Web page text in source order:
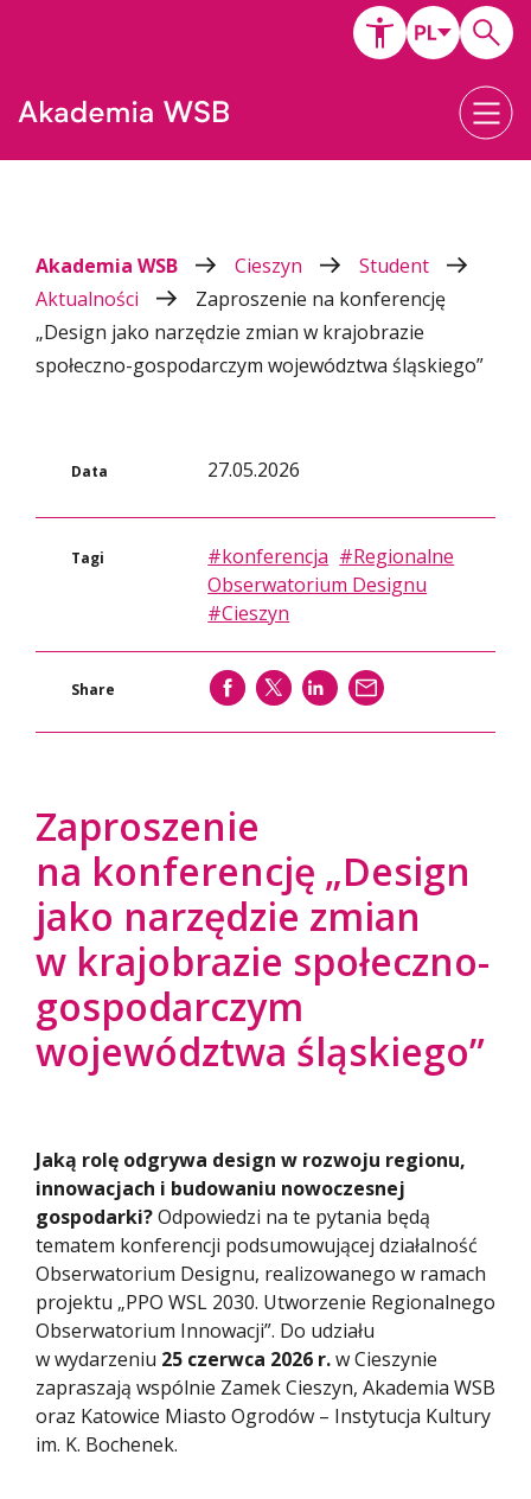
Akademia WSB Cieszyn
Student
Aktualności
Zaproszenie na konferencję
„Design jako narzędzie zmian w krajobrazie
społeczno-gospodarczym województwa śląskiego”
Data 27.05.2026
Tagi #konferencja #Regionalne
Obserwatorium Designu
#Cieszyn
Share SHARE SHARE SHARE
Zaproszenie
na konferencję „Design
jako narzędzie zmian
w krajobrazie społeczno-
gospodarczym
województwa śląskiego”
Jaką rolę odgrywa design w rozwoju regionu,
innowacjach i budowaniu nowoczesnej
gospodarki?Odpowiedzi na te pytania będą
tematem konferencji podsumowującej działalność
Obserwatorium Designu, realizowanego w ramach
projektu „PPO WSL 2030. Utworzenie Regionalnego
Obserwatorium Innowacji”. Do udziału
w wydarzeniu 25 czerwca 2026 r.w Cieszynie
zapraszają wspólnie Zamek Cieszyn, Akademia WSB
oraz Katowice Miasto Ogrodów – Instytucja Kultury
im. K. Bochenek.